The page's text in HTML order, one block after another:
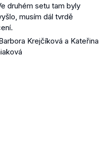
druhém setu tam byly
musím dál tvrdě